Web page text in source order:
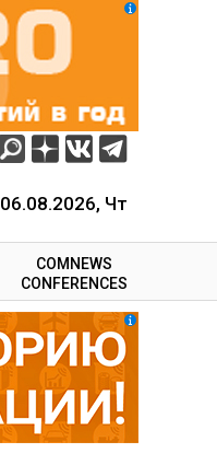
06.08.2026, Чт
COMNEWS
CONFERENCES